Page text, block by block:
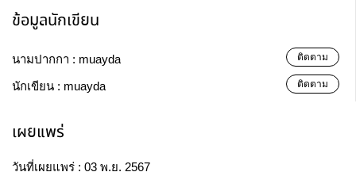
ข้อมูลนักเขียน
นามปากกา : muayda ติดตาม
นักเขียน : muayda ติดตาม
เผยแพร่
วันที่เผยแพร่ : 03 พ.ย. 2567